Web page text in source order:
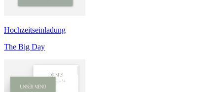
Hochzeitseinladung
The Big Day